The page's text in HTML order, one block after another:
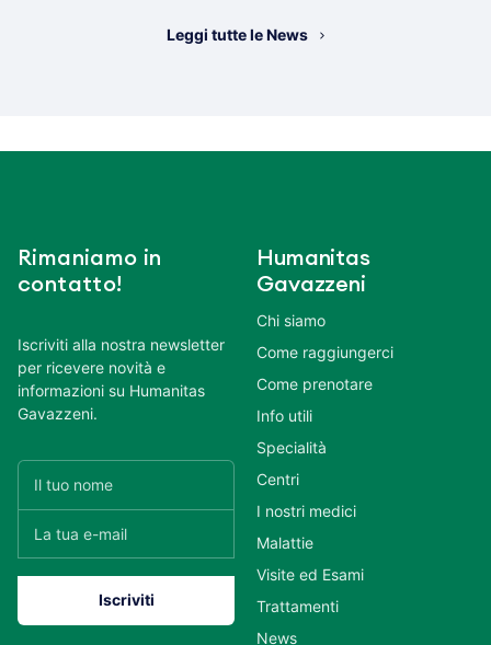
Leggi tutte le News
Rimaniamo in
contatto!
Iscriviti alla nostra newsletter
per ricevere novità e
informazioni su Humanitas
Gavazzeni.
Humanitas
Gavazzeni
Chi siamo
Come raggiungerci
Come prenotare
Info utili
Specialità
Centri
I nostri medici
Malattie
Visite ed Esami
Trattamenti
News